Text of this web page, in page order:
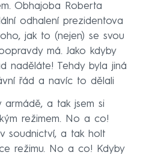
Obhajoba Roberta
odhalení prezidentova
jak to (nejen) se svou
má. Jako kdyby
naděláte! Tehdy byla jiná
řád a navíc to dělali
armádě, a tak jsem si
režimem. No a co!
soudnictví, a tak holt
režimu. No a co! Kdyby